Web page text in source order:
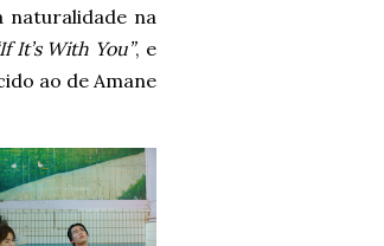
naturalidade na
It’s With You”, e
ao de Amane